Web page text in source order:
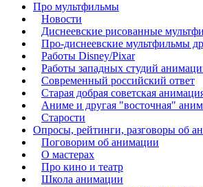
Про мультфильмы
Новости
Диснеевские рисованные
Про-диснеевские мультфильмы
Работы Disney/Pixar
Работы западных студий
Современный российский ответ
Старая добрая советская
Аниме и другая "восточная"
Старости
Опросы, рейтинги, разговоры об
Поговорим об анимации
О мастерах
Про кино и театр
Школа анимации